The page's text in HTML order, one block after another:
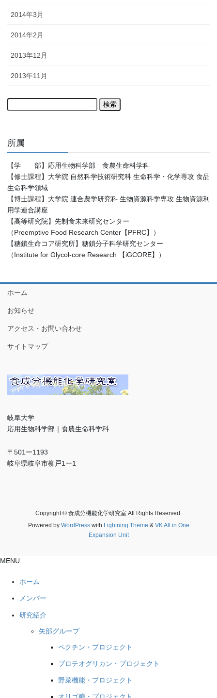
2014年3月
2014年2月
2013年12月
2013年11月
検
索:
所属
【学 部】応用生物科学部 食農生命科学科
【修士課程】大学院 自然科学技術研究科 生命科学・化学専攻 食品
生命科学領域
【博士課程】大学院 連合農学研究科 生物資源科学専攻 生物資源利
用学連合講座
【高等研究院】先制食未来研究センター
（Preemptive Food Research Center【PFRC】）
【糖鎖生命コア研究所】糖鎖分子科学研究センター
（Institute for Glycol-core Research 【iGCORE】）
ホーム
お知らせ
アクセス・お問い合わせ
サイトマップ
岐阜大学
応用生物科学部｜食農生命科学科
〒501ー1193
岐阜県岐阜市柳戸1ー1
Copyright © 食成分機能化学研究室 All Rights Reserved.
Powered by WordPresswith Lightning Theme & VK All in One
Expansion Unit
MENU
ホーム
メンバー
研究紹介
矢部グループ
ペクチン・プロジェクト
プロテオグリカン・プロジェクト
野菜機能・プロジェクト